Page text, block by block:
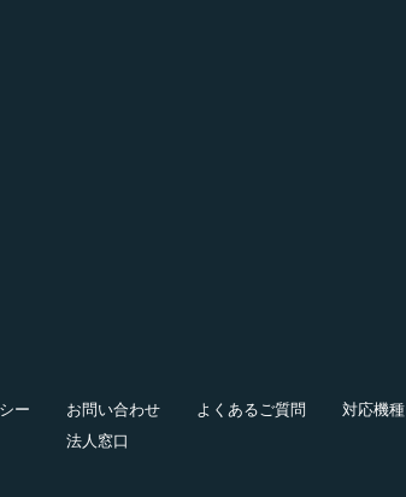
ー お問い合わせ よくあるご質問
対応機種
法人窓口